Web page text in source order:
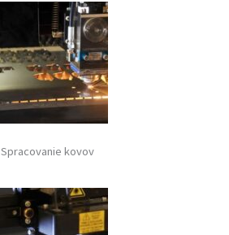
Spracovanie kovov